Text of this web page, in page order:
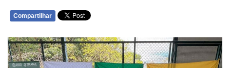
Compartilhar